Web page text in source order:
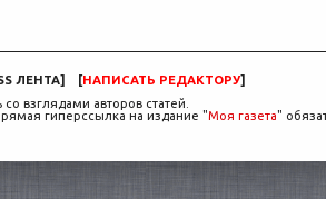
ЛЕНТА] [НАПИСАТЬ РЕДАКТОРУ]
взглядами авторов статей.
гиперссылка на издание "Моя газета"